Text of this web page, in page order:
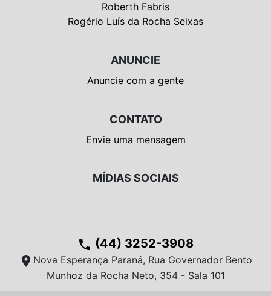
Roberth Fabris
Rogério Luís da Rocha Seixas
ANUNCIE
Anuncie com a gente
CONTATO
Envie uma mensagem
MÍDIAS SOCIAIS
phone (44) 3252-3908
location_on Nova Esperança Paraná, Rua Governador Bento
Munhoz da Rocha Neto, 354 - Sala 101